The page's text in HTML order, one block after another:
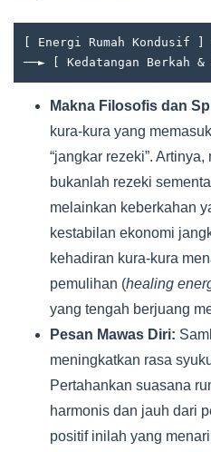
[ Energi Rumah Kondusif
Makna Filosofis dan
kura-kura yang
“jangkar rezeki”.
bukanlah rezeki
melainkan keberkahan
kestabilan ekonomi
kehadiran kura-kura
pemulihan (healing
yang tengah berjuang
Pesan Mawas Diri:
meningkatkan rasa
Pertahankan suasana
harmonis dan jauh dari
positif inilah yang